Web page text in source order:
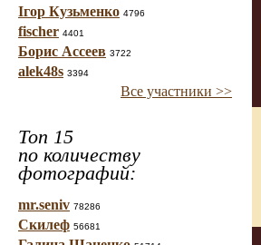
Ігор Кузьменко 4796
fischer 4401
Борис Ассеев 3722
alek48s 3394
Все участники >>
Топ 15
по количеству
фотографий:
mr.seniv 78286
Скилеф 56681